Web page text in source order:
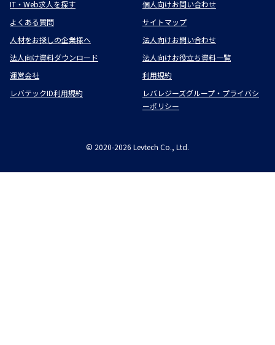
IT・Web求人を探す
個人向けお問い合わせ
よくある質問
サイトマップ
人材をお探しの企業様へ
法人向けお問い合わせ
法人向け資料ダウンロード
法人向けお役立ち資料一覧
運営会社
利用規約
レバテックID利用規約
レバレジーズグループ・プライバシ
ーポリシー
© 2020-2026 Levtech Co., Ltd.